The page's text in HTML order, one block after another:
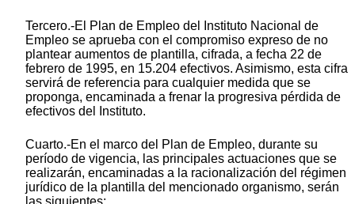
Tercero.-El Plan de Empleo del Instituto Nacional de
Empleo se aprueba con el compromiso expreso de no
plantear aumentos de plantilla, cifrada, a fecha 22 de
febrero de 1995, en 15.204 efectivos. Asimismo, esta cifra
servirá de referencia para cualquier medida que se
proponga, encaminada a frenar la progresiva pérdida de
efectivos del Instituto.
Cuarto.-En el marco del Plan de Empleo, durante su
período de vigencia, las principales actuaciones que se
realizarán, encaminadas a la racionalización del régimen
jurídico de la plantilla del mencionado organismo, serán
las siguientes: